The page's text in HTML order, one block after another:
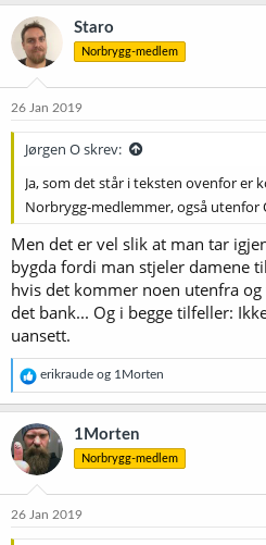
Staro
Norbrygg-medlem
26 Jan 2019
Jørgen O skrev:
Ja, som det står i teksten ovenfor er
Norbrygg-medlemmer, også utenfor
Men det er vel slik at man tar
bygda fordi man stjeler damene
hvis det kommer noen utenfra
det bank... Og i begge tilfeller:
uansett.
R
e
a
k
s
j
o
e
erikraude og 1Morten
1Morten
Norbrygg-medlem
26 Jan 2019